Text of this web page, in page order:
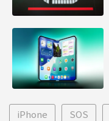
iPhone SOS